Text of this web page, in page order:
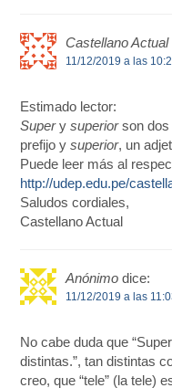
Castellano Actual
11/12/2019 a las
Estimado lector:
Superysuperiorson dos
prefijo ysuperior, un
Puede leer más al
http://udep.edu.pe/
Saludos cordiales,
Castellano Actual
Anónimo dice:
11/12/2019 a las
No cabe duda que
distintas.”, tan distintas
creo, que “tele” (la tele)